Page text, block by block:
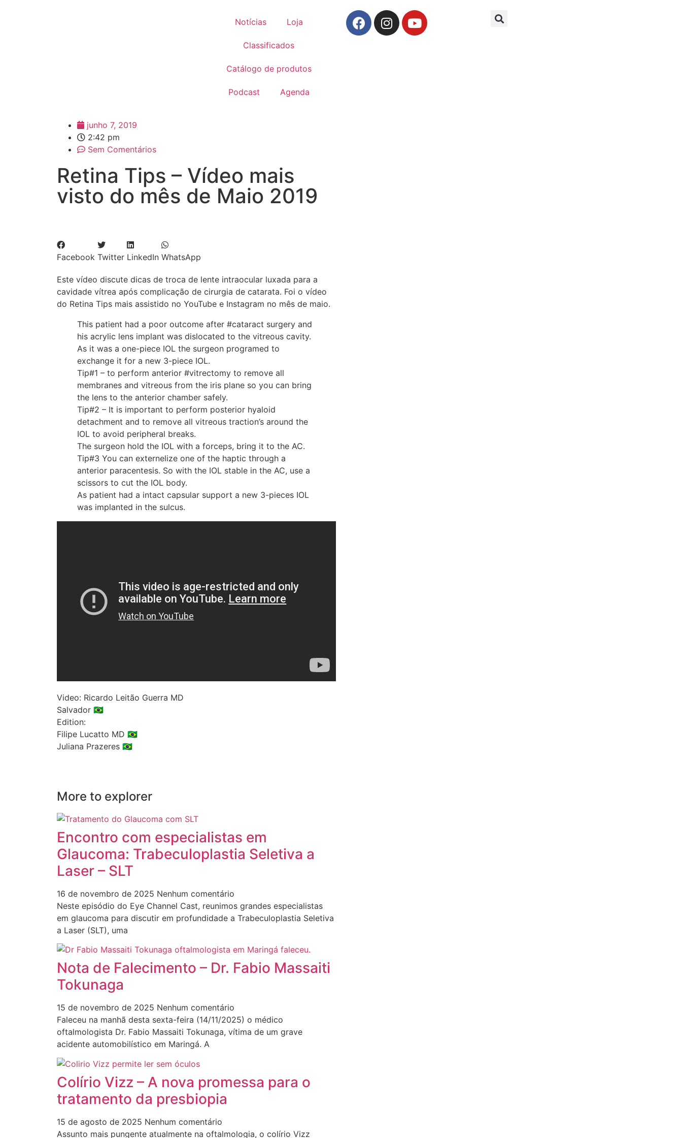
Notícias Loja
Classificados
Catálogo de produtos
Podcast Agenda
junho 7, 2019
2:42 pm
Sem Comentários
Retina Tips – Vídeo mais
visto do mês de Maio 2019
Facebook Twitter LinkedIn WhatsApp
Este vídeo discute dicas de troca de lente intraocular luxada para a
cavidade vítrea após complicação de cirurgia de catarata. Foi o vídeo
do Retina Tips mais assistido no YouTube e Instagram no mês de maio.
This patient had a poor outcome after #cataract surgery and
his acrylic lens implant was dislocated to the vitreous cavity.
As it was a one-piece IOL the surgeon programed to
exchange it for a new 3-piece IOL.
Tip#1 – to perform anterior #vitrectomy to remove all
membranes and vitreous from the iris plane so you can bring
the lens to the anterior chamber safely.
Tip#2 – It is important to perform posterior hyaloid
detachment and to remove all vitreous traction’s around the
IOL to avoid peripheral breaks.
The surgeon hold the IOL with a forceps, bring it to the AC.
Tip#3 You can externelize one of the haptic through a
anterior paracentesis. So with the IOL stable in the AC, use a
scissors to cut the IOL body.
As patient had a intact capsular support a new 3-pieces IOL
was implanted in the sulcus.
Video: Ricardo Leitão Guerra MD
Salvador 🇧🇷
Edition:
Filipe Lucatto MD 🇧🇷
Juliana Prazeres 🇧🇷
More to explorer
Encontro com especialistas em
Glaucoma: Trabeculoplastia Seletiva a
Laser – SLT
16 de novembro de 2025 Nenhum comentário
Neste episódio do Eye Channel Cast, reunimos grandes especialistas
em glaucoma para discutir em profundidade a Trabeculoplastia Seletiva
a Laser (SLT), uma
Nota de Falecimento – Dr. Fabio Massaiti
Tokunaga
15 de novembro de 2025 Nenhum comentário
Faleceu na manhã desta sexta-feira (14/11/2025) o médico
oftalmologista Dr. Fabio Massaiti Tokunaga, vítima de um grave
acidente automobilístico em Maringá. A
Colírio Vizz – A nova promessa para o
tratamento da presbiopia
15 de agosto de 2025 Nenhum comentário
Assunto mais pungente atualmente na oftalmologia, o colírio Vizz